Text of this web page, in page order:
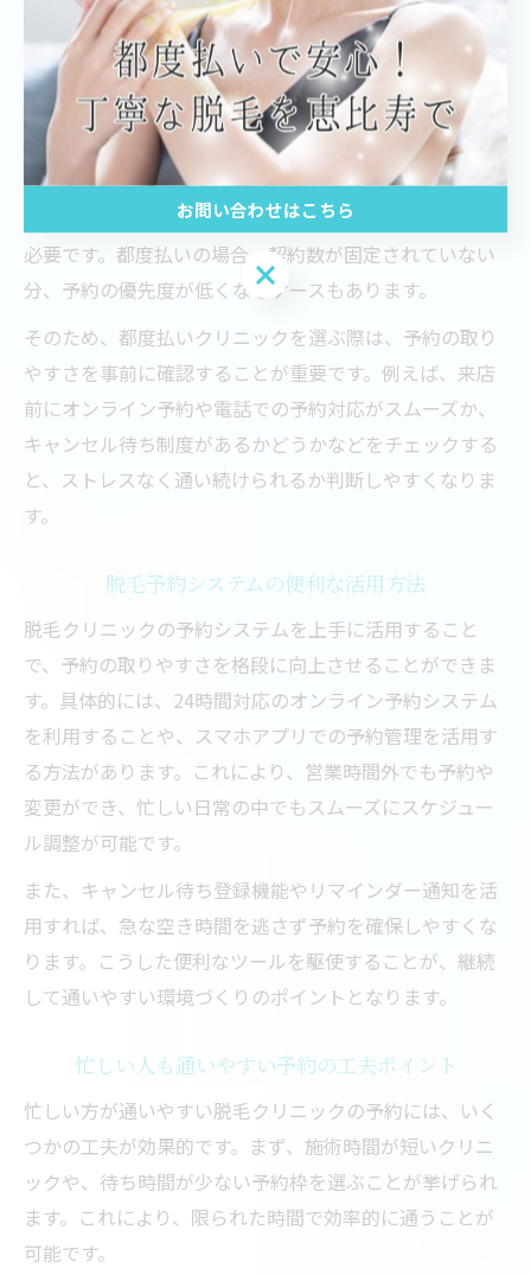
く、通いやすさに大きく寄与します。
都度払い対応クリニックの予約事情解説
都度払い対応の脱毛クリニックは、契約期間の縛りがな
いため気軽に通いやすい特徴があります。しかし、予約
事情に関してはクリニックによって差があるため注意が
必要です。都度払いの場合、契約数が固定されていない
分、予約の優先度が低くなるケースもあります。
そのため、都度払いクリニックを選ぶ際は、予約の取り
やすさを事前に確認することが重要です。例えば、来店
前にオンライン予約や電話での予約対応がスムーズか、
キャンセル待ち制度があるかどうかなどをチェックする
と、ストレスなく通い続けられるか判断しやすくなりま
す。
脱毛予約システムの便利な活用方法
脱毛クリニックの予約システムを上手に活用すること
で、予約の取りやすさを格段に向上させることができま
す。具体的には、24時間対応のオンライン予約システム
を利用することや、スマホアプリでの予約管理を活用す
る方法があります。これにより、営業時間外でも予約や
変更ができ、忙しい日常の中でもスムーズにスケジュー
ル調整が可能です。
また、キャンセル待ち登録機能やリマインダー通知を活
用すれば、急な空き時間を逃さず予約を確保しやすくな
ります。こうした便利なツールを駆使することが、継続
して通いやすい環境づくりのポイントとなります。
忙しい人も通いやすい予約の工夫ポイント
忙しい方が通いやすい脱毛クリニックの予約には、いく
つかの工夫が効果的です。まず、施術時間が短いクリニ
ックや、待ち時間が少ない予約枠を選ぶことが挙げられ
ます。これにより、限られた時間で効率的に通うことが
可能です。
お問い合わせはこちら
お問い合わせはこちら